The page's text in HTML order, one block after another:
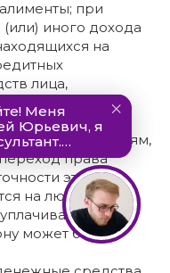
при
(или) иного дохода
на
лица,
а также из
по договорам
организациям,
права
этих
на любое
может быть